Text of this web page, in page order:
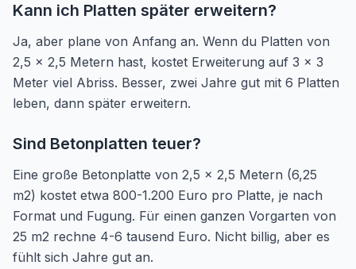
Kann ich Platten später erweitern?
Ja, aber plane von Anfang an. Wenn du Platten von
2,5 x 2,5 Metern hast, kostet Erweiterung auf 3 x 3
Meter viel Abriss. Besser, zwei Jahre gut mit 6 Platten
leben, dann später erweitern.
Sind Betonplatten teuer?
Eine große Betonplatte von 2,5 x 2,5 Metern (6,25
m2) kostet etwa 800-1.200 Euro pro Platte, je nach
Format und Fugung. Für einen ganzen Vorgarten von
25 m2 rechne 4-6 tausend Euro. Nicht billig, aber es
fühlt sich Jahre gut an.